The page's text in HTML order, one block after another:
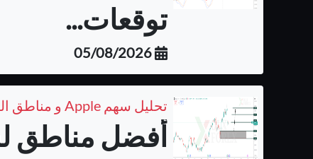
توقعات...
05/08/2026
تحليل سهم Apple و مناطق الشراء المتوقعة على الفريم اليومي
أفضل مناطق